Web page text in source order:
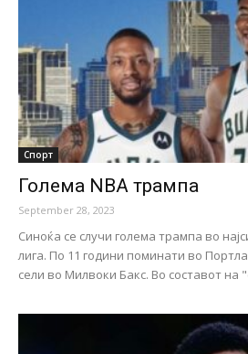
Спорт
Голема NBA трампа
September 28, 2023
Синоќа се случи голема трампа во
лига. По 11 години поминати во
сели во Милвоки Бакс. Во составот на